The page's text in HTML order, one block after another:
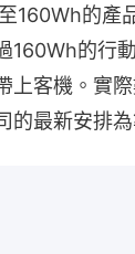
160Wh的產
160Wh的行
上客機。實
的最新安排為